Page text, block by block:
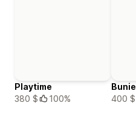
Playtime
380 $
100%
Bunie
400 $